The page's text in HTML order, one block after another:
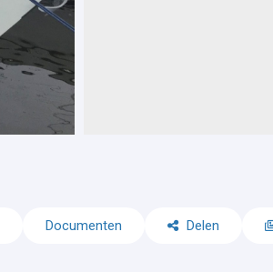
Documenten Delen